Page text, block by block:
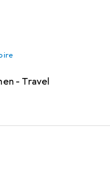
- Travel